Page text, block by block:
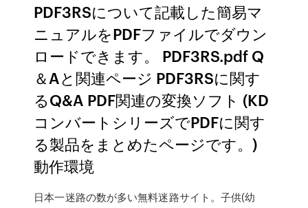
PDF3RSについて記載した簡易マ
ニュアルをPDFファイルでダウン
ロードできます。 PDF3RS.pdf Q
＆Aと関連ページ PDF3RSに関す
るQ&A PDF関連の変換ソフト (KD
コンバートシリーズでPDFに関す
る製品をまとめたページです。)
動作環境
日本一迷路の数が多い無料迷路サイト。子供(幼